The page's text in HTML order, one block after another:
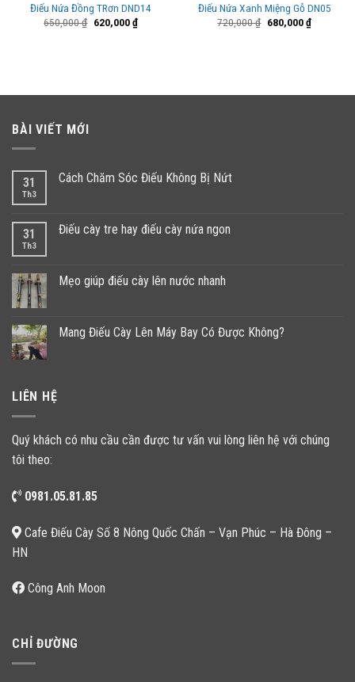
Điếu Nứa Đồng TRơn DND14
650,000₫ Giá
620,000₫Giá
hiện
Điếu Nứa Xanh Miệng Gỗ DN05
720,000₫ Giá
680,000₫Giá
hiện
BÀI VIẾT MỚI
31
Th3
Cách Chăm Sóc Điếu Không Bị Nứt
31
Th3
Điếu cày tre hay điếu cày nứa ngon
Mẹo giúp điếu cày lên nước nhanh
Mang Điếu Cày Lên Máy Bay Có Được Không?
LIÊN HỆ
Quý khách có nhu cầu cần được tư vấn vui lòng liên hệ với chúng
tôi theo:
0981.05.81.85
Cafe Điếu Cày Số 8 Nông Quốc Chấn – Vạn Phúc – Hà Đông –
HN
Công Anh Moon
CHỈ ĐƯỜNG